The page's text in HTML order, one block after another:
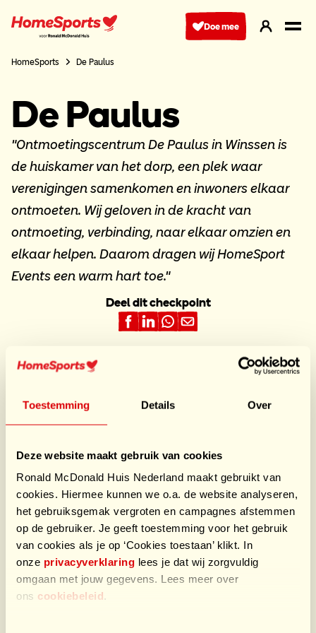
Toestemming Details Over
Deze website maakt gebruik van cookies
Ronald McDonald Huis Nederland maakt gebruikt van
cookies. Hiermee kunnen we o.a. de website analyseren,
het gebruiksgemak vergroten en campagnes afstemmen
op de gebruiker. Je geeft toestemming voor het gebruik
van cookies als je op ‘Cookies toestaan’ klikt. In
onze privacyverklaring lees je dat wij zorgvuldig
omgaan met jouw gegevens. Lees meer over
ons cookiebeleid.
naar
hoofdnavigatie
Doe mee
HomeSports De Paulus
De Paulus
"Ontmoetingscentrum De Paulus in Winssen is
de huiskamer van het dorp, een plek waar
verenigingen samenkomen en inwoners elkaar
ontmoeten. Wij geloven in de kracht van
ontmoeting, verbinding, naar elkaar omzien en
elkaar helpen. Daarom dragen wij HomeSport
Events een warm hart toe."
Deel dit checkpoint